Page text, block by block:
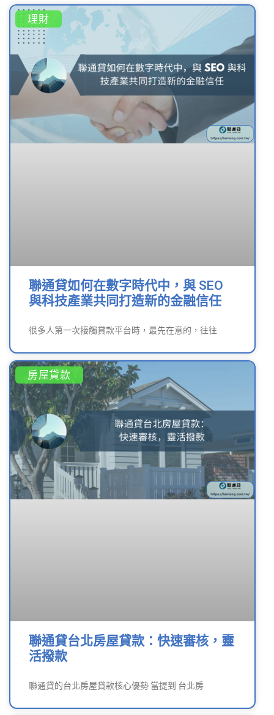
理財
聯通貸如何在數字時代中，與 SEO
與科技產業共同打造新的金融信任
很多人第一次接觸貸款平台時，最先在意的，往往
房屋貸款
聯通貸台北房屋貸款：快速審核，靈
活撥款
聯通貸的台北房屋貸款核心優勢 當提到 台北房